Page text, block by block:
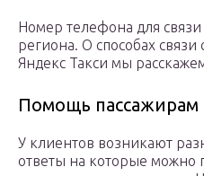
Номер телефона для связи
региона. О способах
Яндекс Такси мы
Помощь пассажирам
У клиентов возникают
ответы на которые можно